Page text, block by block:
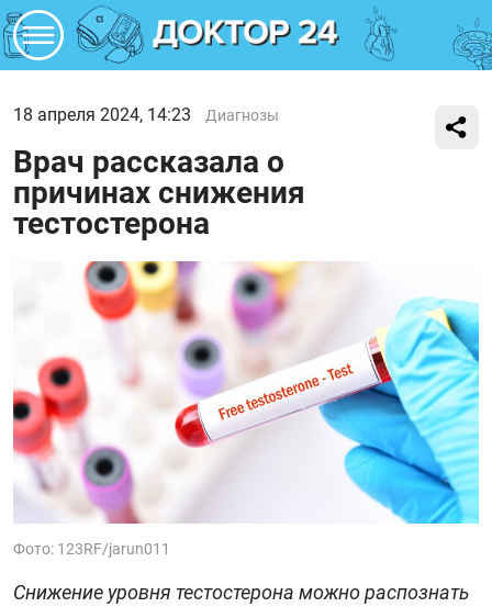
18 апреля 2024, 14:23 Диагнозы
Врач рассказала о
причинах снижения
тестостерона
Фото: 123RF/jarun011
Снижение уровня тестостерона можно распознать